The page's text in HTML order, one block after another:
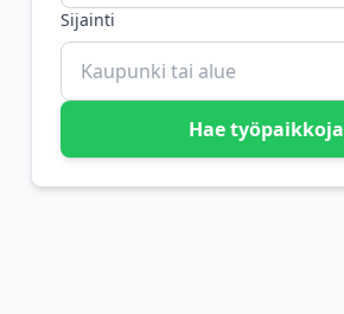
Sijainti
Hae työpaikkoja